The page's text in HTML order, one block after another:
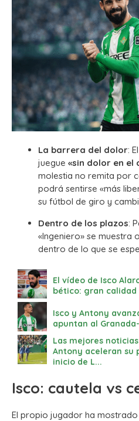
La barrera del dolor:
juegue «sin dolor en el
molestia no remita por
podrá sentirse «más
su fútbol de giro y
Dentro de los plazos:
«Ingeniero» se muestra
dentro de lo que se
El vídeo de Isco
bético: gran calidad
Isco y Antony
apuntan al
Las mejores
Antony aceleran su
inicio de L...
Isco: cautela vs
El propio jugador ha